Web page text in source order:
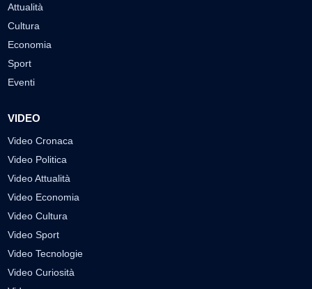
Attualità
Cultura
Economia
Sport
Eventi
VIDEO
Video Cronaca
Video Politica
Video Attualità
Video Economia
Video Cultura
Video Sport
Video Tecnologie
Video Curiosità